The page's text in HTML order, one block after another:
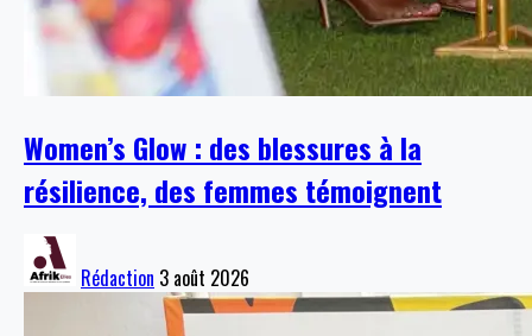
Women’s Glow : des blessures à la
résilience, des femmes témoignent
Rédaction 3 août 2026